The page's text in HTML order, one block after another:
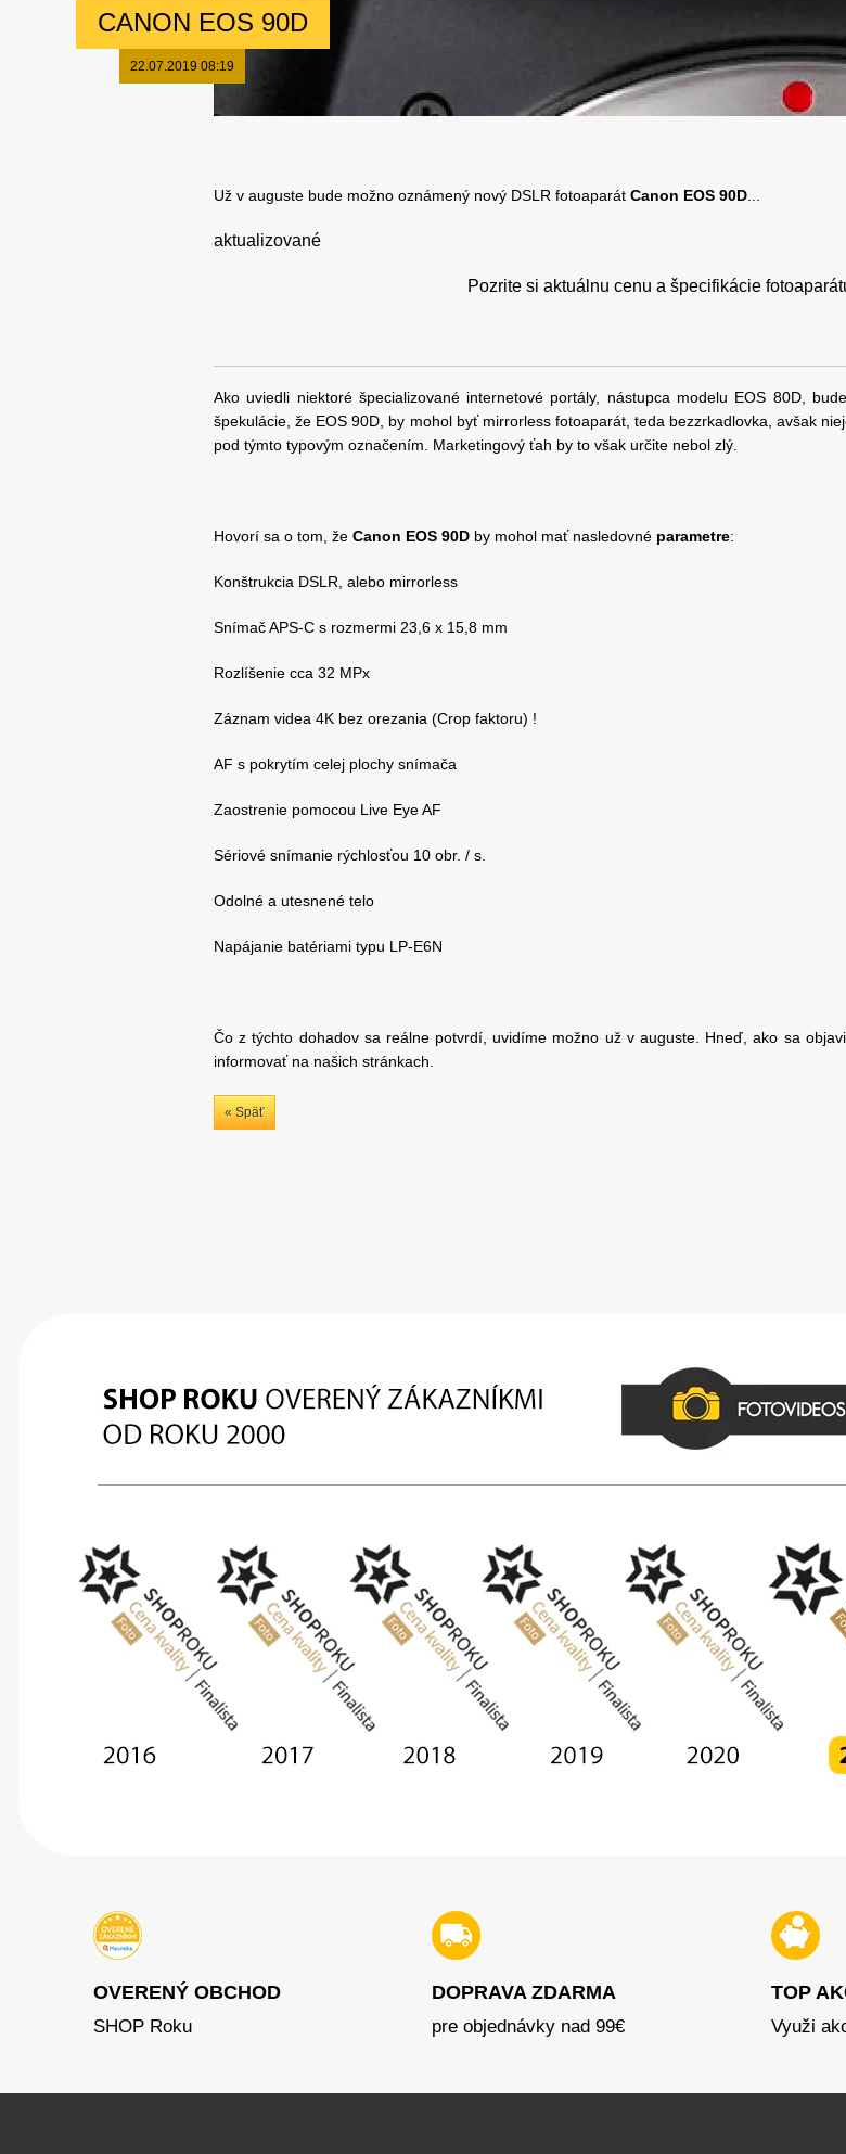
CANON EOS 90D
22.07.2019 08:19
Už v auguste bude možno oznámený nový DSLR fotoaparát Canon EOS 90D...
aktualizované
Pozrite si aktuálnu cenu a špecifikácie
Ako uviedli niektoré špecializované internetové portály, nástupca modelu EOS 80D,
špekulácie, že EOS 90D, by mohol byť mirrorless fotoaparát, teda bezzrkadlovka, avšak
pod týmto typovým označením. Marketingový ťah by to však určite nebol zlý.
Hovorí sa o tom, že Canon EOS 90D by mohol mať nasledovné parametre:
Konštrukcia DSLR, alebo mirrorless
Snímač APS-C s rozmermi 23,6 x 15,8 mm
Rozlíšenie cca 32 MPx
Záznam videa 4K bez orezania (Crop faktoru) !
AF s pokrytím celej plochy snímača
Zaostrenie pomocou Live Eye AF
Sériové snímanie rýchlosťou 10 obr. / s.
Odolné a utesnené telo
Napájanie batériami typu LP-E6N
Čo z týchto dohadov sa reálne potvrdí, uvidíme možno už v auguste. Hneď, ako sa
informovať na našich stránkach.
« Späť
OVERENÝ OBCHOD
SHOP Roku
DOPRAVA ZDARMA
pre objednávky nad 99€
TOP
Využi